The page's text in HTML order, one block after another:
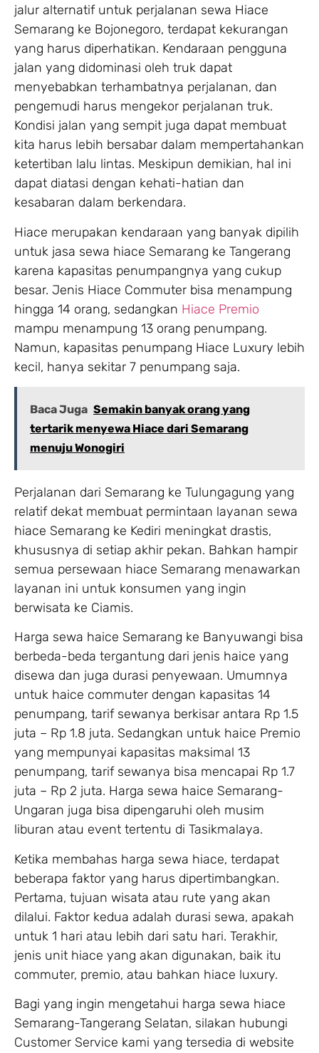
jalur alternatif untuk perjalanan sewa Hiace
Semarang ke Bojonegoro, terdapat kekurangan
yang harus diperhatikan. Kendaraan pengguna
jalan yang didominasi oleh truk dapat
menyebabkan terhambatnya perjalanan, dan
pengemudi harus mengekor perjalanan truk.
Kondisi jalan yang sempit juga dapat membuat
kita harus lebih bersabar dalam mempertahankan
ketertiban lalu lintas. Meskipun demikian, hal ini
dapat diatasi dengan kehati-hatian dan
kesabaran dalam berkendara.
Hiace merupakan kendaraan yang banyak dipilih
untuk jasa sewa hiace Semarang ke Tangerang
karena kapasitas penumpangnya yang cukup
besar. Jenis Hiace Commuter bisa menampung
hingga 14 orang, sedangkan Hiace Premio
mampu menampung 13 orang penumpang.
Namun, kapasitas penumpang Hiace Luxury lebih
kecil, hanya sekitar 7 penumpang saja.
Baca Juga Semakin banyak orang yang
tertarik menyewa Hiace dari Semarang
menuju Wonogiri
Perjalanan dari Semarang ke Tulungagung yang
relatif dekat membuat permintaan layanan sewa
hiace Semarang ke Kediri meningkat drastis,
khususnya di setiap akhir pekan. Bahkan hampir
semua persewaan hiace Semarang menawarkan
layanan ini untuk konsumen yang ingin
berwisata ke Ciamis.
Harga sewa haice Semarang ke Banyuwangi bisa
berbeda-beda tergantung dari jenis haice yang
disewa dan juga durasi penyewaan. Umumnya
untuk haice commuter dengan kapasitas 14
penumpang, tarif sewanya berkisar antara Rp 1.5
juta – Rp 1.8 juta. Sedangkan untuk haice Premio
yang mempunyai kapasitas maksimal 13
penumpang, tarif sewanya bisa mencapai Rp 1.7
juta – Rp 2 juta. Harga sewa haice Semarang-
Ungaran juga bisa dipengaruhi oleh musim
liburan atau event tertentu di Tasikmalaya.
Ketika membahas harga sewa hiace, terdapat
beberapa faktor yang harus dipertimbangkan.
Pertama, tujuan wisata atau rute yang akan
dilalui. Faktor kedua adalah durasi sewa, apakah
untuk 1 hari atau lebih dari satu hari. Terakhir,
jenis unit hiace yang akan digunakan, baik itu
commuter, premio, atau bahkan hiace luxury.
Bagi yang ingin mengetahui harga sewa hiace
Semarang-Tangerang Selatan, silakan hubungi
Customer Service kami yang tersedia di website